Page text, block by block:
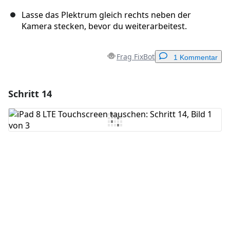
Lasse das Plektrum gleich rechts neben der
Kamera stecken, bevor du weiterarbeitest.
Frag FixBot 1 Kommentar
Kommentar hinzufügen
Schritt 14